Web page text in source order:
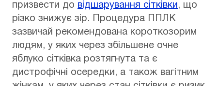
призвести до відшарування сітківки, що
різко знижує зір. Процедура ППЛК
зазвичай рекомендована короткозорим
людям, у яких через збільшене очне
яблуко сітківка розтягнута та є
дистрофічні осередки, а також вагітним